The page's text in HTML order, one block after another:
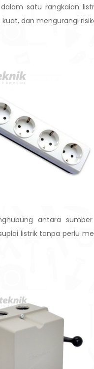
satu rangkaian
dan mengurangi
antara
listrik tanpa perlu